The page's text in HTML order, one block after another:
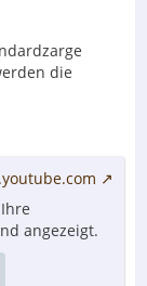
die
angezeigt.